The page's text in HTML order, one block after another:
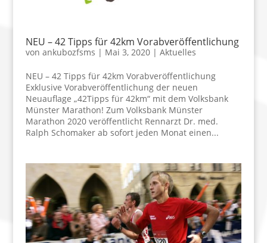
NEU – 42 Tipps für 42km Vorabveröffentlichung
von ankubozfsms | Mai 3, 2020| Aktuelles
NEU – 42 Tipps für 42km Vorabveröffentlichung
Exklusive Vorabveröffentlichung der neuen
Neuauflage „42Tipps für 42km“ mit dem Volksbank
Münster Marathon! Zum Volksbank Münster
Marathon 2020 veröffentlicht Rennarzt Dr. med.
Ralph Schomaker ab sofort jeden Monat einen...